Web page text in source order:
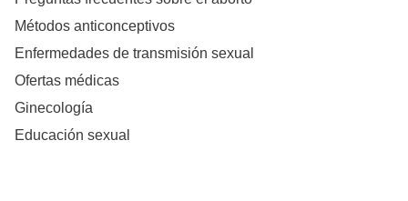
Métodos anticonceptivos
Enfermedades de transmisión sexual
Ofertas médicas
Ginecología
Educación sexual